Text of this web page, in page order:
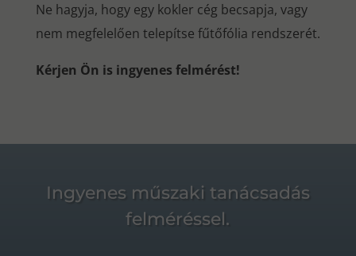
Ne hagyja, hogy egy kokler cég becsapja, vagy
nem megfelelően telepítse fűtőfólia rendszerét.
Kérjen Ön is ingyenes felmérést!
Ingyenes műszaki tanácsadás
felméréssel.